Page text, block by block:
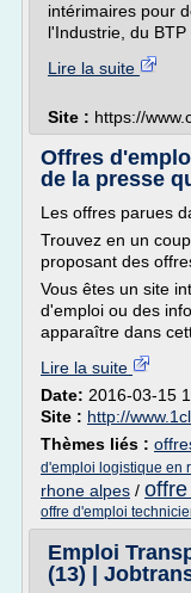
intérimaires pour
l'Industrie, du BTP
Lire la suite
Site : https://
Offres
de la presse
Les offres parues
Trouvez en un
proposant des
Vous êtes un site
d'emploi ou des
apparaître dans
Lire la suite
Date: 2016-03-15
Site : http://
Thèmes liés :
d'emploi logistique en
rhone alpes /
offre d'emploi
Emploi
(13) |